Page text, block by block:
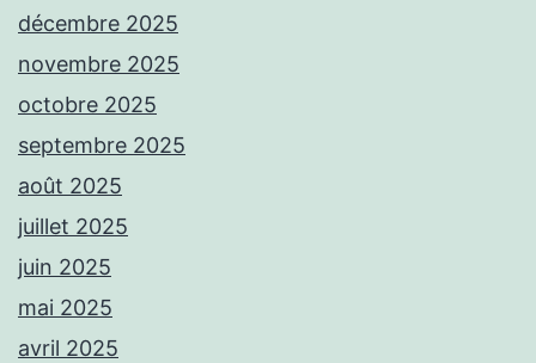
décembre 2025
novembre 2025
octobre 2025
septembre 2025
août 2025
juillet 2025
juin 2025
mai 2025
avril 2025